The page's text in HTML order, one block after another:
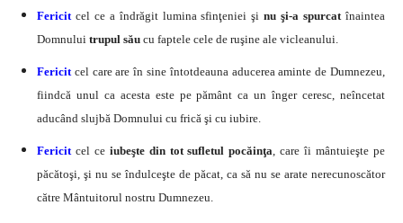
Fericit cel ce a îndrăgit lumina sfinţeniei şinu şi-a spurcatînaintea
Domnului trupul său cu faptele cele de ruşine ale vicleanului.
Fericit cel care are în sine întotdeauna aducerea aminte de Dumnezeu,
fiindcă unul ca acesta este pe pământ ca un înger ceresc, neîncetat
aducând slujbă Domnului cu frică şi cu iubire.
Fericit cel ce iubeşte din tot sufletul pocăinţa , care îi mântuieşte pe
păcătoşi, şi nu se îndulceşte de păcat, ca să nu se arate nerecunoscător
către Mântuitorul nostru Dumnezeu.